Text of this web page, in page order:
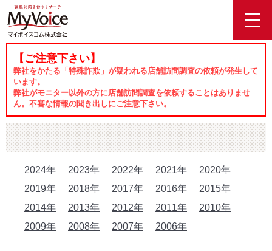
【ご注意下さい】
弊社をかたる「特殊詐欺」が疑われる店舗訪問調査の依頼が発生して
います。
弊社がモニター以外の方に店舗訪問調査を依頼することはありませ
ん。不審な情報の聞き出しにご注意下さい。
ホーム メディア掲載情報
メディア掲載情報
2024年 2023年 2022年 2021年
2020年
2019年
2018年 2017年 2016年
2015年
2014年
2013年 2012年 2011年
2010年
2009年
2008年 2007年 2006年